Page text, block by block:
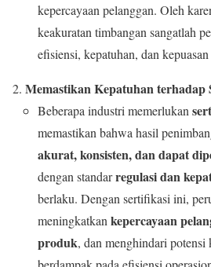
kepercayaan pelanggan. Oleh
keakuratan timbangan sangatlah
efisiensi, kepatuhan, dan
Memastikan Kepatuhan terhadap
Beberapa industri memerlukan
memastikan bahwa hasil
akurat, konsisten, dan dapat
dengan standarregulasi dan
berlaku. Dengan sertifikasi ini,
meningkatkan kepercayaan
produk, dan menghindari potensi